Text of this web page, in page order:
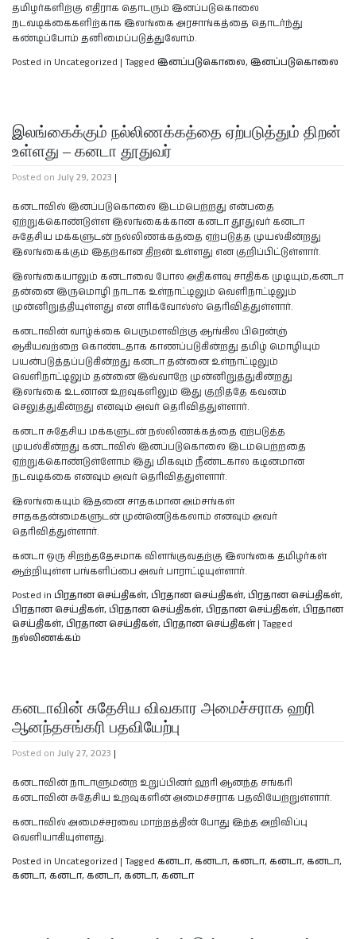
தமிழர்களிற்கு எதிராக தொடரும் இனப்படுகொலை
நடவடிக்கைகளிற்காக இலங்கை அரசாங்கத்தை தொடர்ந்து
கண்டிப்போம் தனிமைப்படுத்துவோம்.
Posted in Uncategorized | Tagged இனப்படுகொலை, இனப்படுகொலை
இலங்கைக்கும் நல்லிணக்கத்தை ஏற்படுத்தும் திறன்
உள்ளது – கனடா தூதுவர்
Posted on July 29, 2023 |
கனடாவில் இனப்படுகொலை இடம்பெற்றது என்பதை
ஏற்றுக்கொண்டுள்ள இலங்கைக்கான கனடா தூதுவர் கனடா
சுதேசிய மக்களுடன் நல்லிணக்கத்தை ஏற்படுத்த முயல்கின்றது
இலங்கைக்கும் இதற்கான திறன் உள்ளது என குறிப்பிட்டுள்ளார்.
இலங்கையாலும் கனடாவை போல அதிகளவு சாதிக்க முடியும்,கனடா
தன்னை இருமொழி நாடாக உள்நாட்டிலும் வெளிநாட்டிலும்
முன்னிறுத்தியுள்ளது என எரிக்வோல்ஸ் தெரிவித்துள்ளார்.
கனடாவின் வாழ்க்கை பெருமளவிற்கு ஆங்கில பிரென்ஞ்
ஆகியவற்றை கொண்டதாக காணப்படுகின்றது தமிழ் மொழியும்
பயன்படுத்தப்படுகின்றது கனடா தன்னை உள்நாட்டிலும்
வெளிநாட்டிலும் தன்னை இவ்வாறே முன்னிறுத்துகின்றது
இலங்கை உடனான உறவுகளிலும் இது குறித்தே கவனம்
செலுத்துகின்றது எனவும் அவர் தெரிவித்துள்ளார்.
கனடா சுதேசிய மக்களுடன் நல்லிணக்கத்தை ஏற்படுத்த
முயல்கின்றது கனடாவில் இனப்படுகொலை இடம்பெற்றதை
ஏற்றுக்கொண்டுள்ளோம் இது மிகவும் நீண்டகால கடினமான
நடவடிக்கை எனவும் அவர் தெரிவித்துள்ளார்.
இலங்கையும் இதனை சாதகமான அம்சங்கள்
சாதகதன்மைகளுடன் முன்னெடுக்கலாம் எனவும் அவர்
தெரிவித்துள்ளார்.
கனடா ஒரு சிறந்ததேசமாக விளங்குவதற்கு இலங்கை தமிழர்கள்
ஆற்றியுள்ள பங்களிப்பை அவர் பாராட்டியுள்ளார்.
Posted in பிரதான செய்திகள், பிரதான செய்திகள், பிரதான செய்திகள்,
பிரதான செய்திகள், பிரதான செய்திகள், பிரதான செய்திகள், பிரதான
செய்திகள், பிரதான செய்திகள், பிரதான செய்திகள்| Tagged
நல்லிணக்கம்
கனடாவின் சுதேசிய விவகார அமைச்சராக ஹரி
ஆனந்தசங்கரி பதவியேற்பு
Posted on July 27, 2023 |
கனடாவின் நாடாளுமன்ற உறுப்பினர் ஹரி ஆனந்த சங்கரி
கனடாவின் சுதேசிய உறவுகளின் அமைச்சராக பதவியேற்றுள்ளார்.
கனடாவில் அமைச்சரவை மாற்றத்தின் போது இந்த அறிவிப்பு
வெளியாகியுள்ளது.
Posted in Uncategorized | Tagged கனடா, கனடா, கனடா, கனடா, கனடா,
கனடா, கனடா, கனடா, கனடா, கனடா